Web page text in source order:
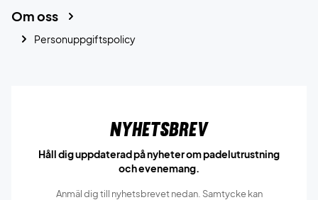
Om oss
Personuppgiftspolicy
Nyhetsbrev
Håll dig uppdaterad på nyheter om padelutrustning
och evenemang.
Anmäl dig till nyhetsbrevet nedan. Samtycke kan